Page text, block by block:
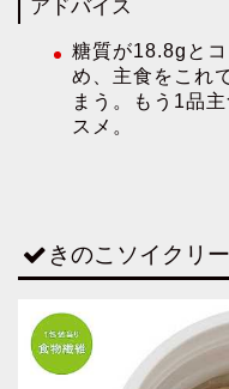
アドバイス
糖質が18.8gと
め、主食をこれ
まう。もう1品
スメ。
きのこソイクリ